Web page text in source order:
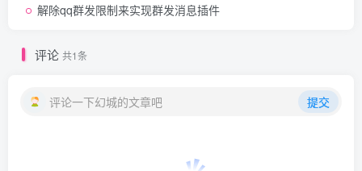
解除qq群发限制来实现群发消息插件
评论 共1条
评论一下幻城的文章吧 提交